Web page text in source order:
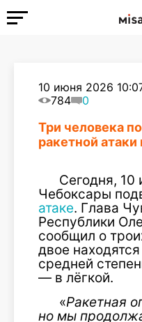
10 июня 2026
784
0
Три человека
ракетной
Сегодня, 10
Чебоксары
атаке. Глава
Республики
сообщил о
двое
средней
— в лёгкой.
«Ракетная
но мы